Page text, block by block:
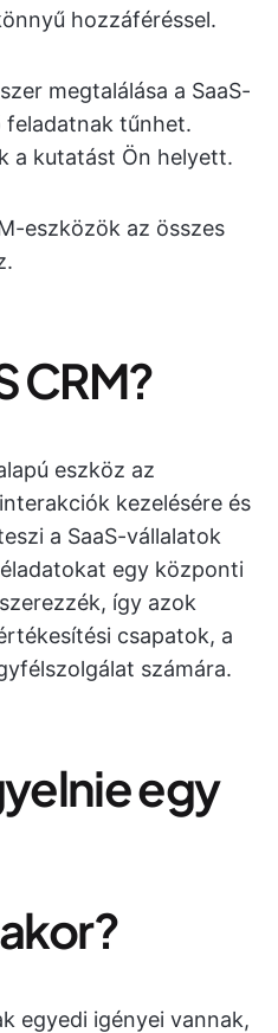
hozzáféréssel.
megtalálása a SaaS-
feladatnak tűnhet.
a kutatást Ön helyett.
eszközök az összes
CRM?
eszköz az
kezelésére és
a SaaS-vállalatok
egy központi
így azok
csapatok, a
számára.
egy
egyedi igényei vannak,